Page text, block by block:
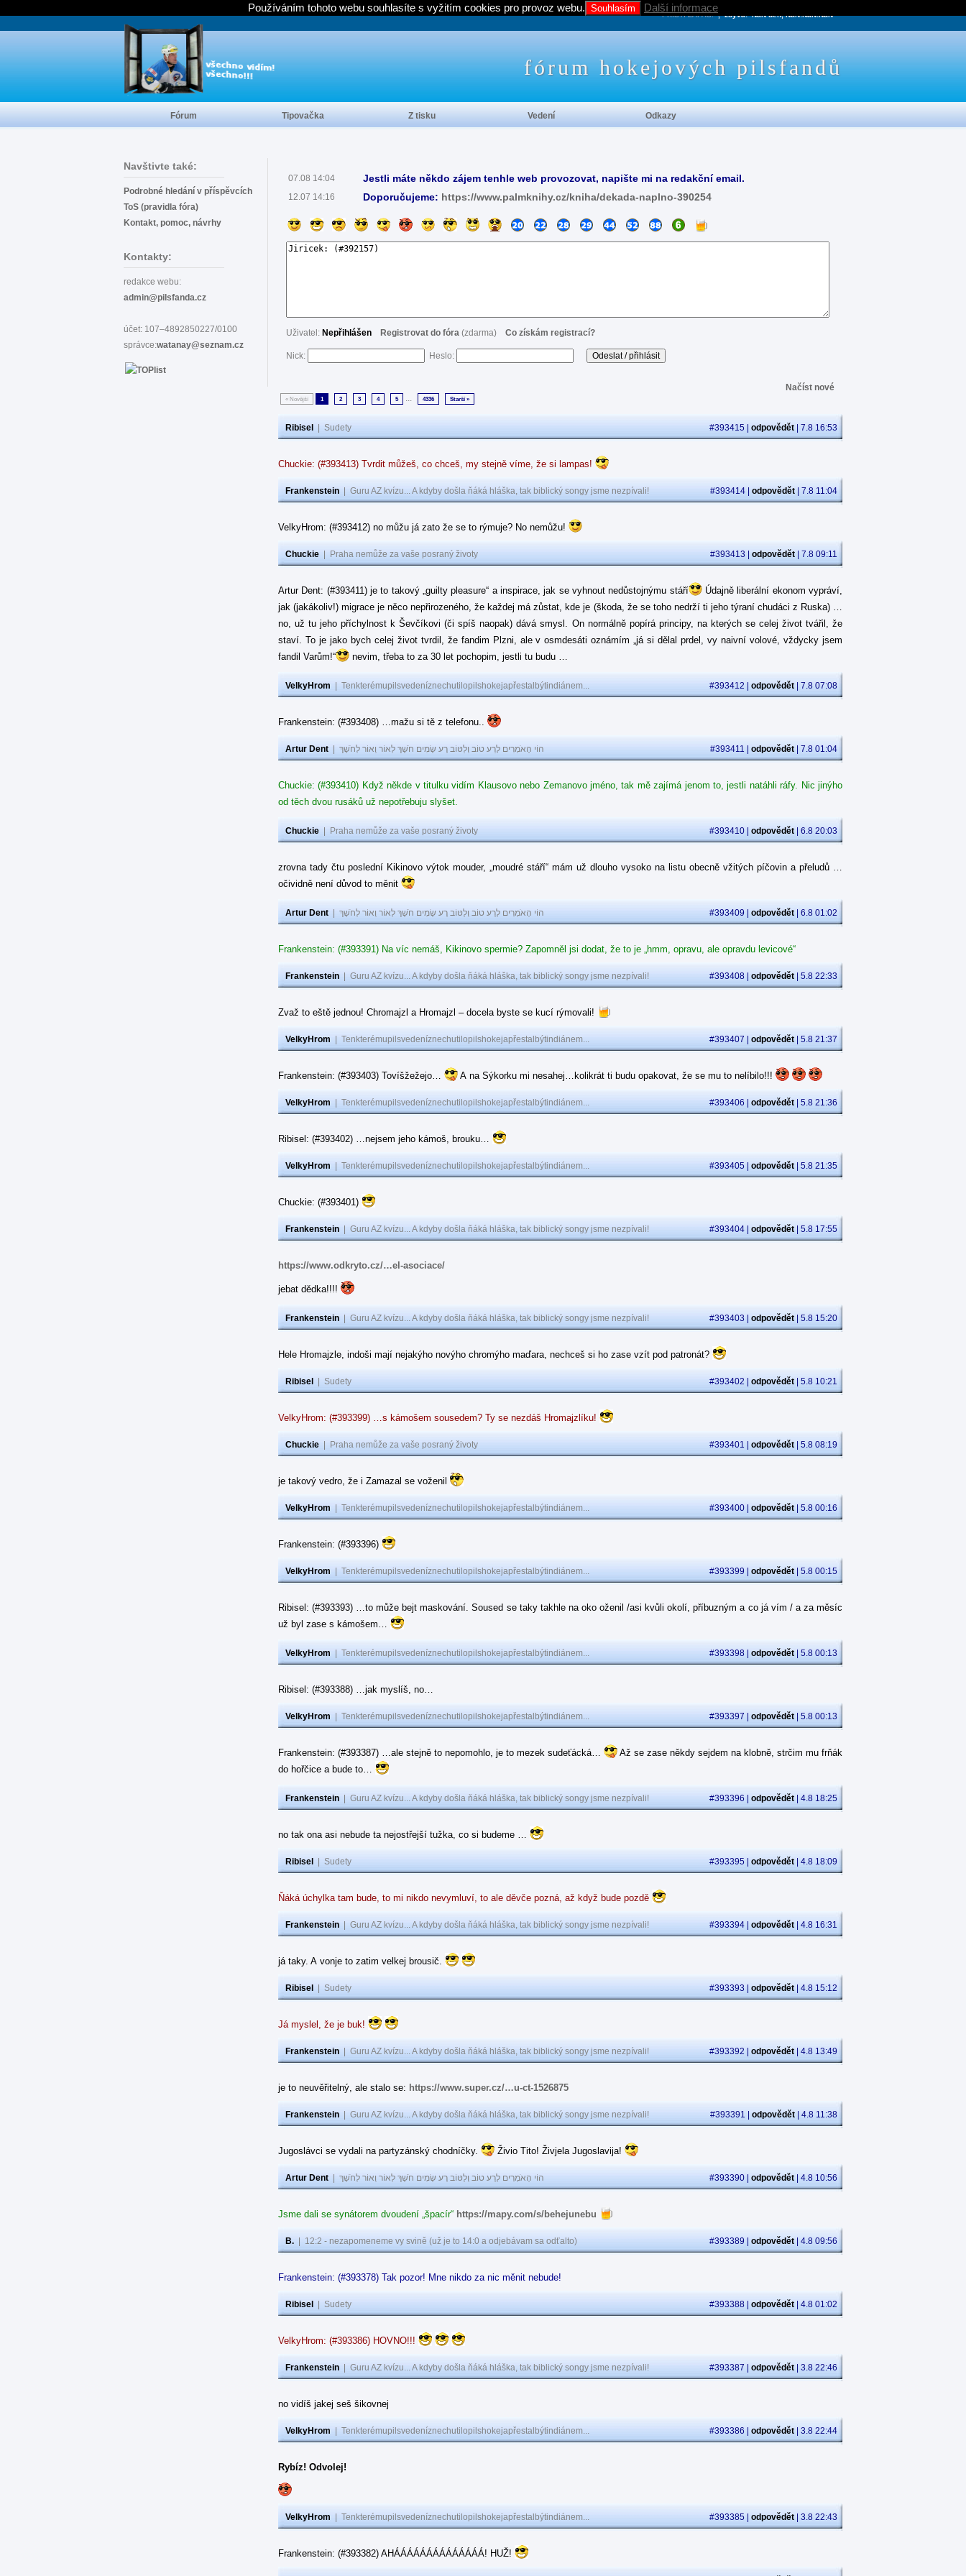
Navštivte také:
Podrobné hledání v příspěvcích
ToS (pravidla fóra)
Kontakt, pomoc, návrhy
Kontakty:
redakce webu:
admin@pilsfanda.cz
účet: 107–4892850227/0100
správce:watanay@seznam.cz
07.08 14:04 Jestli máte někdo zájem tenhle web provozovat, napište mi na redakční email.
12.07 14:16 Doporučujeme: https://www.palmknihy.cz/kniha/dekada-naplno-390254
Uživatel: Nepřihlášen Registrovat do fóra (zdarma) Co získám registrací?
Nick: Heslo:
Načíst nové
« Novější 1 2 3 4 5 ... 4336 Starší »
Ribisel Sudety #393415 | odpovědět | 7.8 16:53
Chuckie: (#393413) Tvrdit můžeš, co chceš, my stejně víme, že si lampas!
Frankenstein Guru AZ kvízu... A kdyby došla ňáká hláška, tak biblický songy jsme nezpívali! #393414 | odpovědět | 7.8 11:04
VelkyHrom: (#393412) no můžu já zato že se to rýmuje? No nemůžu!
Chuckie Praha nemůže za vaše posraný životy #393413 | odpovědět | 7.8 09:11
Artur Dent: (#393411) je to takový „guilty pleasure“ a inspirace, jak se vyhnout nedůstojnýmu stáří
Údajně liberální ekonom vypráví,
jak (jakákoliv!) migrace je něco nepřirozeného, že každej má zůstat, kde je (škoda, že se toho nedrží ti jeho týraní chudáci z Ruska) …
no, už tu jeho příchylnost k Ševčíkovi (či spíš naopak) dává smysl. On normálně popírá principy, na kterých se celej život tvářil, že
staví. To je jako bych celej život tvrdil, že fandim Plzni, ale v osmdesáti oznámím „já si dělal prdel, vy naivní volové, vždycky jsem
fandil Varům!“
nevim, třeba to za 30 let pochopim, jestli tu budu …
VelkyHrom Tenkterémupilsvedeníznechutilopilshokejapřestalbýtindiánem... #393412 | odpovědět | 7.8 07:08
Frankenstein: (#393408) …mažu si tě z telefonu..
Artur Dent הוֹי הָאֹמְרִים לָרַע טוֹב וְלַטּוֹב רָע שָׂמִים חֹשֶׁךְ לְאוֹר וְאוֹר לְחֹשֶׁךְ #393411 | odpovědět | 7.8 01:04
Chuckie: (#393410) Když někde v titulku vidím Klausovo nebo Zemanovo jméno, tak mě zajímá jenom to, jestli natáhli ráfy. Nic jinýho
od těch dvou rusáků už nepotřebuju slyšet.
Chuckie Praha nemůže za vaše posraný životy #393410 | odpovědět | 6.8 20:03
zrovna tady čtu poslední Kikinovo výtok mouder, „moudré stáří“ mám už dlouho vysoko na listu obecně vžitých píčovin a přeludů …
očividně není důvod to měnit
Artur Dent הוֹי הָאֹמְרִים לָרַע טוֹב וְלַטּוֹב רָע שָׂמִים חֹשֶׁךְ לְאוֹר וְאוֹר לְחֹשֶׁךְ #393409 | odpovědět | 6.8 01:02
Frankenstein: (#393391) Na víc nemáš, Kikinovo spermie? Zapomněl jsi dodat, že to je „hmm, opravu, ale opravdu levicové“
Frankenstein Guru AZ kvízu... A kdyby došla ňáká hláška, tak biblický songy jsme nezpívali! #393408 | odpovědět | 5.8 22:33
Zvaž to eště jednou! Chromajzl a Hromajzl – docela byste se kucí rýmovali!
VelkyHrom Tenkterémupilsvedeníznechutilopilshokejapřestalbýtindiánem... #393407 | odpovědět | 5.8 21:37
Frankenstein: (#393403) Tovíšžežejo… A na Sýkorku mi nesahej…kolikrát ti budu opakovat, že se mu to nelíbilo!!!
VelkyHrom Tenkterémupilsvedeníznechutilopilshokejapřestalbýtindiánem... #393406 | odpovědět | 5.8 21:36
Ribisel: (#393402) …nejsem jeho kámoš, brouku…
VelkyHrom Tenkterémupilsvedeníznechutilopilshokejapřestalbýtindiánem... #393405 | odpovědět | 5.8 21:35
Chuckie: (#393401)
Frankenstein Guru AZ kvízu... A kdyby došla ňáká hláška, tak biblický songy jsme nezpívali! #393404 | odpovědět | 5.8 17:55
https://www.odkryto.cz/…el-asociace/
jebat dědka!!!!
Frankenstein Guru AZ kvízu... A kdyby došla ňáká hláška, tak biblický songy jsme nezpívali! #393403 | odpovědět | 5.8 15:20
Hele Hromajzle, indoši mají nejakýho novýho chromýho maďara, nechceš si ho zase vzít pod patronát?
Ribisel Sudety #393402 | odpovědět | 5.8 10:21
VelkyHrom: (#393399) …s kámošem sousedem? Ty se nezdáš Hromajzlíku!
Chuckie Praha nemůže za vaše posraný životy #393401 | odpovědět | 5.8 08:19
je takový vedro, že i Zamazal se voženil
VelkyHrom Tenkterémupilsvedeníznechutilopilshokejapřestalbýtindiánem... #393400 | odpovědět | 5.8 00:16
Frankenstein: (#393396)
VelkyHrom Tenkterémupilsvedeníznechutilopilshokejapřestalbýtindiánem... #393399 | odpovědět | 5.8 00:15
Ribisel: (#393393) …to může bejt maskování. Soused se taky takhle na oko oženil /asi kvůli okolí, příbuzným a co já vím / a za měsíc
už byl zase s kámošem…
VelkyHrom Tenkterémupilsvedeníznechutilopilshokejapřestalbýtindiánem... #393398 | odpovědět | 5.8 00:13
Ribisel: (#393388) …jak myslíš, no…
VelkyHrom Tenkterémupilsvedeníznechutilopilshokejapřestalbýtindiánem... #393397 | odpovědět | 5.8 00:13
Frankenstein: (#393387) …ale stejně to nepomohlo, je to mezek sudeťácká…
Až se zase někdy sejdem na klobně, strčim mu frňák
do hořčice a bude to…
Frankenstein Guru AZ kvízu... A kdyby došla ňáká hláška, tak biblický songy jsme nezpívali! #393396 | odpovědět | 4.8 18:25
no tak ona asi nebude ta nejostřejší tužka, co si budeme …
Ribisel Sudety #393395 | odpovědět | 4.8 18:09
Ňáká úchylka tam bude, to mi nikdo nevymluví, to ale děvče pozná, až když bude pozdě
Frankenstein Guru AZ kvízu... A kdyby došla ňáká hláška, tak biblický songy jsme nezpívali! #393394 | odpovědět | 4.8 16:31
já taky. A vonje to zatim velkej brousič.
Ribisel Sudety #393393 | odpovědět | 4.8 15:12
Já myslel, že je buk!
Frankenstein Guru AZ kvízu... A kdyby došla ňáká hláška, tak biblický songy jsme nezpívali! #393392 | odpovědět | 4.8 13:49
je to neuvěřitelný, ale stalo se: https://www.super.cz/…u-ct-1526875
Frankenstein Guru AZ kvízu... A kdyby došla ňáká hláška, tak biblický songy jsme nezpívali! #393391 | odpovědět | 4.8 11:38
Jugoslávci se vydali na partyzánský chodníčky. Živio Tito! Živjela Jugoslavija!
Artur Dent הוֹי הָאֹמְרִים לָרַע טוֹב וְלַטּוֹב רָע שָׂמִים חֹשֶׁךְ לְאוֹר וְאוֹר לְחֹשֶׁךְ #393390 | odpovědět | 4.8 10:56
Jsme dali se synátorem dvoudení „špacír“ https://mapy.com/s/behejunebu
B. 12:2 - nezapomeneme vy svině (už je to 14:0 a odjebávam sa odťalto) #393389 | odpovědět | 4.8 09:56
Frankenstein: (#393378) Tak pozor! Mne nikdo za nic měnit nebude!
Ribisel Sudety #393388 | odpovědět | 4.8 01:02
VelkyHrom: (#393386) HOVNO!!!
Frankenstein Guru AZ kvízu... A kdyby došla ňáká hláška, tak biblický songy jsme nezpívali! #393387 | odpovědět | 3.8 22:46
no vidíš jakej seš šikovnej
VelkyHrom Tenkterémupilsvedeníznechutilopilshokejapřestalbýtindiánem... #393386 | odpovědět | 3.8 22:44
Rybíz! Odvolej!
VelkyHrom Tenkterémupilsvedeníznechutilopilshokejapřestalbýtindiánem... #393385 | odpovědět | 3.8 22:43
Frankenstein: (#393382) AHÁÁÁÁÁÁÁÁÁÁÁÁÁÁ! HUŽ!
PRÍŠTÍ ZÁPAS:, zbývá:NaN den, NaN:NaN:NaN
fórum hokejových pilsfandů
Fórum Tipovačka Z tisku Vedení Odkazy
Používáním tohoto webu souhlasíte s vyžitím cookies pro provoz webu. Souhlasím Další informace